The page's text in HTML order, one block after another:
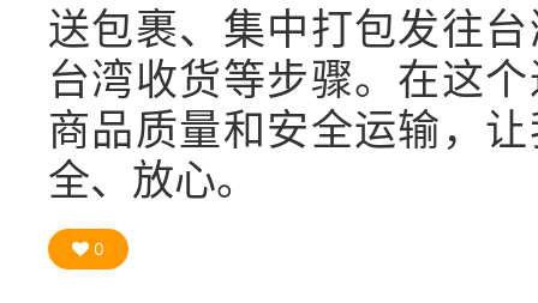
送包裹、集中打包发往
台湾收货等步骤。在这
商品质量和安全运输，
全、放心。
0